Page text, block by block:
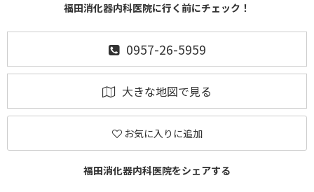
福田消化器内科医院に行く前にチェック！
0957-26-5959
大きな地図で見る
お気に入りに追加
福田消化器内科医院をシェアする